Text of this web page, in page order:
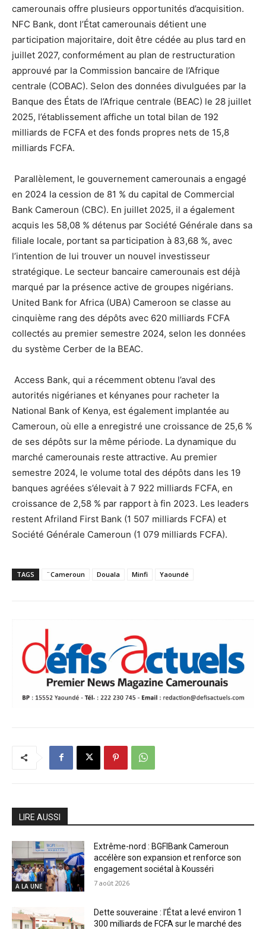
camerounais offre plusieurs opportunités d’acquisition.
NFC Bank, dont l’État camerounais détient une
participation majoritaire, doit être cédée au plus tard en
juillet 2027, conformément au plan de restructuration
approuvé par la Commission bancaire de l’Afrique
centrale (COBAC). Selon des données divulguées par la
Banque des États de l’Afrique centrale (BEAC) le 28 juillet
2025, l’établissement affiche un total bilan de 192
milliards de FCFA et des fonds propres nets de 15,8
milliards FCFA.
Parallèlement, le gouvernement camerounais a engagé
en 2024 la cession de 81 % du capital de Commercial
Bank Cameroun (CBC). En juillet 2025, il a également
acquis les 58,08 % détenus par Société Générale dans sa
filiale locale, portant sa participation à 83,68 %, avec
l’intention de lui trouver un nouvel investisseur
stratégique. Le secteur bancaire camerounais est déjà
marqué par la présence active de groupes nigérians.
United Bank for Africa (UBA) Cameroon se classe au
cinquième rang des dépôts avec 620 milliards FCFA
collectés au premier semestre 2024, selon les données
du système Cerber de la BEAC.
Access Bank, qui a récemment obtenu l’aval des
autorités nigérianes et kényanes pour racheter la
National Bank of Kenya, est également implantée au
Cameroun, où elle a enregistré une croissance de 25,6 %
de ses dépôts sur la même période. La dynamique du
marché camerounais reste attractive. Au premier
semestre 2024, le volume total des dépôts dans les 19
banques agréées s’élevait à 7 922 milliards FCFA, en
croissance de 2,58 % par rapport à fin 2023. Les leaders
restent Afriland First Bank (1 507 milliards FCFA) et
Société Générale Cameroun (1 079 milliards FCFA).
TAGS ¨Cameroun Douala Minfi Yaoundé
LIRE AUSSI
A LA UNE
Extrême-nord : BGFIBank Cameroun
accélère son expansion et renforce son
engagement sociétal à Kousséri
7 août 2026
Dette souveraine : l’État a levé environ 1
300 milliards de FCFA sur le marché des